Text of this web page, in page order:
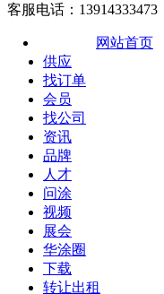
客服电话：13914333473
网站首页
供应
找订单
会员
找公司
资讯
品牌
人才
问涂
视频
展会
华涂圈
下载
转让出租